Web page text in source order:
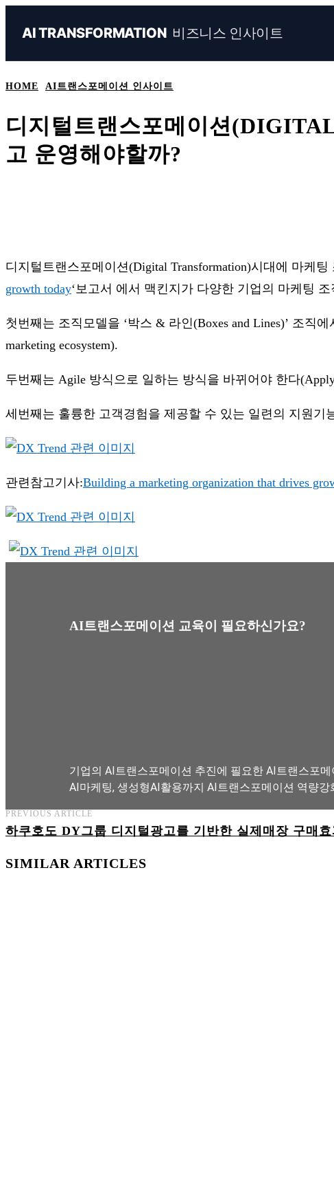
AI TRANSFORMATION 비즈니스 인사이트
HOME AI트랜스포메이션 인사이트
디지털트랜스포메이션
고 운영해야할까?
디지털트랜스포메이션(Digital Transformation)시대에 마케
growth today‘보고서 에서 맥킨지가 다양한 기업의 마케팅
첫번째는 조직모델을 ‘박스 & 라인(Boxes and Lines)’ 조직
marketing ecosystem).
두번째는 Agile 방식으로 일하는 방식을 바뀌어야 한다
세번째는 훌륭한 고객경험을 제공할 수 있는 일련의 지원기
관련참고기사:Building a marketing organization that drives
AI트랜스포메이션 교육이 필요하신가요?
기업의 AI트랜스포메이션 추진에 필요한 AI트랜스포
AI마케팅, 생성형AI활용까지 AI트랜스포메이션 역량
AI트랜스포메이션 아카데미 교육과정 보기
PREVIOUS ARTICLE
하쿠호도 DY그룹 디지털광고를 기반한 실제매장 구매효
SIMILAR ARTICLES